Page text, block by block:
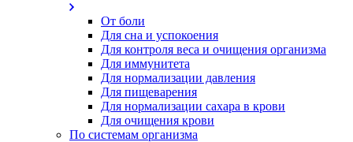
От боли
Для сна и успокоения
Для контроля веса и очищения организма
Для иммунитета
Для нормализации давления
Для пищеварения
Для нормализации сахара в крови
Для очищения крови
По системам организма